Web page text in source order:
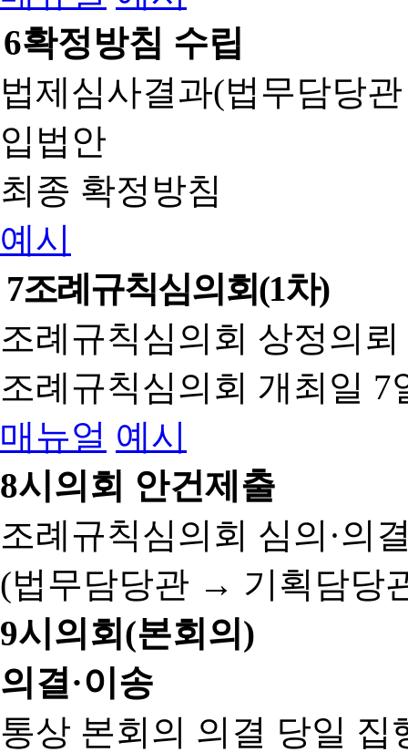
6확정방침 수립
법제심사결과(법무담당
입법안
최종 확정방침
예시
7조례규칙심의회(1차)
조례규칙심의회 상정의
조례규칙심의회 개최일 7
매뉴얼 예시
8시의회 안건제출
조례규칙심의회 심의·의
(법무담당관 → 기획담당
9시의회(본회의)
의결·이송
통상 본회의 의결 당일 집